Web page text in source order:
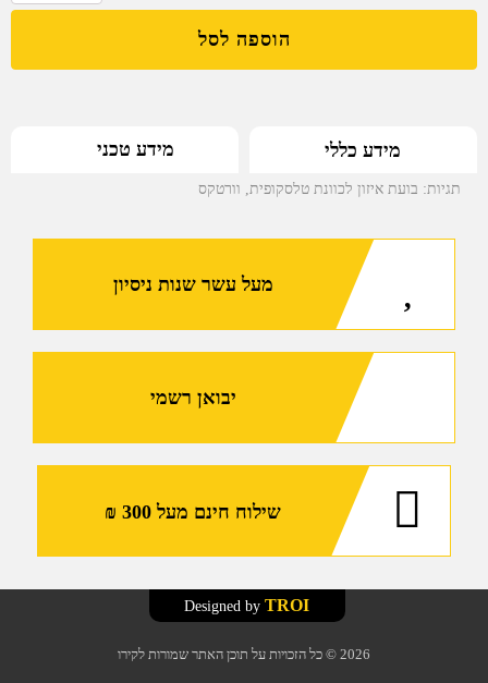
של
איזון
34MM
הוספה לסל
מידע כללי מידע טכני
תגיות: בועת איזון לכוונת טלסקופית וורטקס
מעל עשר שנות ניסיון
יבואן רשמי
שילוח חינם מעל 300 ₪
2026 © כל הזכויות על תוכן האתר שמורות לקירו
TROI